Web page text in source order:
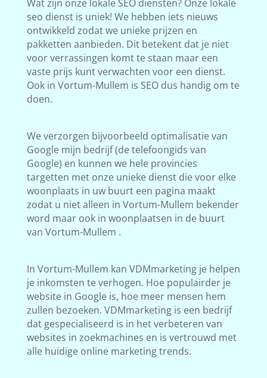
Wat zijn onze lokale SEO diensten? Onze lokale
seo dienst is uniek! We hebben iets nieuws
ontwikkeld zodat we unieke prijzen en
pakketten aanbieden. Dit betekent dat je niet
voor verrassingen komt te staan maar een
vaste prijs kunt verwachten voor een dienst.
Ook in Vortum-Mullem is SEO dus handig om te
doen.
We verzorgen bijvoorbeeld optimalisatie van
Google mijn bedrijf (de telefoongids van
Google) en kunnen we hele provincies
targetten met onze unieke dienst die voor elke
woonplaats in uw buurt een pagina maakt
zodat u niet alleen in Vortum-Mullem bekender
word maar ook in woonplaatsen in de buurt
van Vortum-Mullem .
In Vortum-Mullem kan VDMmarketing je helpen
je inkomsten te verhogen. Hoe populairder je
website in Google is, hoe meer mensen hem
zullen bezoeken. VDMmarketing is een bedrijf
dat gespecialiseerd is in het verbeteren van
websites in zoekmachines en is vertrouwd met
alle huidige online marketing trends.